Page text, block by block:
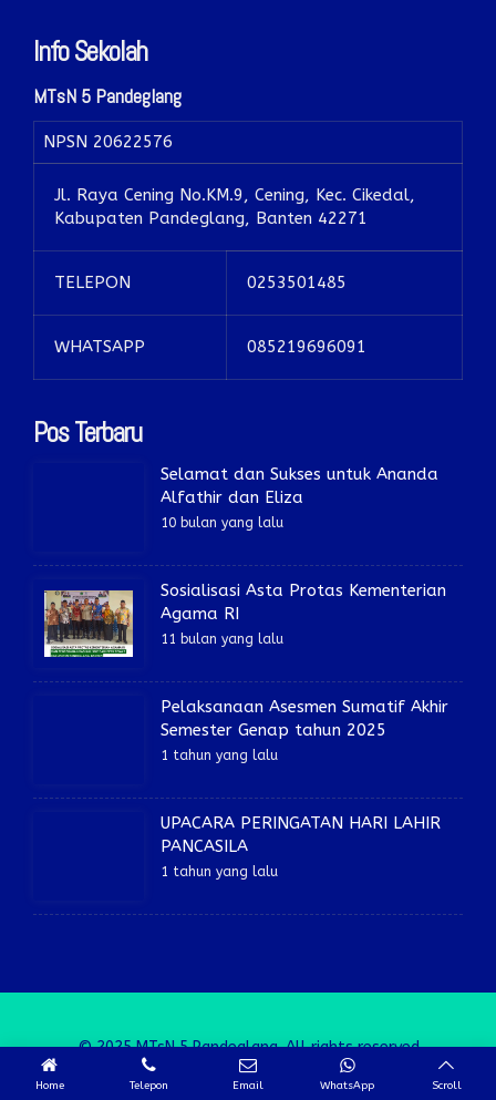
Info Sekolah
MTsN 5 Pandeglang
NPSN 20622576
Jl. Raya Cening No.KM.9, Cening, Kec. Cikedal,
Kabupaten Pandeglang, Banten 42271
TELEPON 0253501485
WHATSAPP 085219696091
Pos Terbaru
Selamat dan Sukses untuk Ananda
Alfathir dan Eliza
10 bulan yang lalu
Sosialisasi Asta Protas Kementerian
Agama RI
11 bulan yang lalu
Pelaksanaan Asesmen Sumatif Akhir
Semester Genap tahun 2025
1 tahun yang lalu
UPACARA PERINGATAN HARI LAHIR
PANCASILA
1 tahun yang lalu
© 2025 MTsN 5 Pandeglang. All rights reserved
Home Telepon Email WhatsApp Scroll